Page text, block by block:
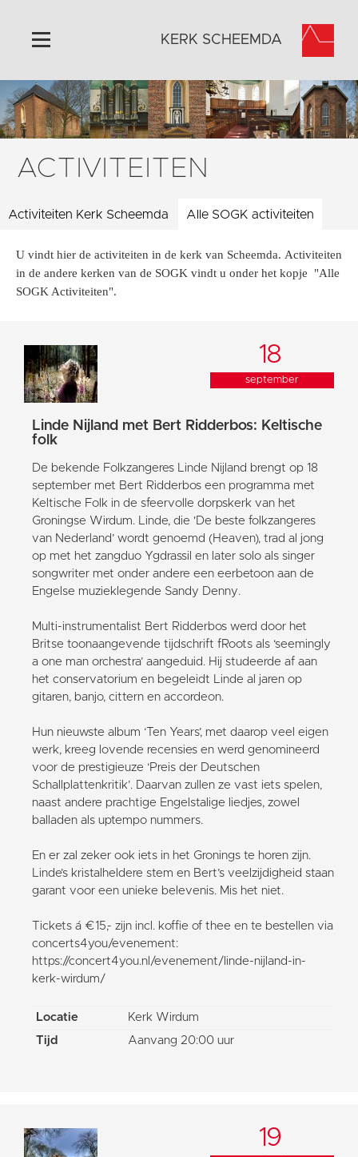
Home
Algemeen
Historie
Activiteiten
Contact
Vaktaal
KERK SCHEEMDA
ACTIVITEITEN
Activiteiten Kerk Scheemda Alle SOGK activiteiten
U vindt hier de activiteiten in de kerk van Scheemda. Activiteiten
in de andere kerken van de SOGK vindt u onder het kopje "Alle
SOGK Activiteiten".
18
september
Linde Nijland met Bert Ridderbos: Keltische
folk
De bekende Folkzangeres Linde Nijland brengt op 18
september met Bert Ridderbos een programma met
Keltische Folk in de sfeervolle dorpskerk van het
Groningse Wirdum. Linde, die 'De beste folkzangeres
van Nederland’ wordt genoemd (Heaven), trad al jong
op met het zangduo Ygdrassil en later solo als singer
songwriter met onder andere een eerbetoon aan de
Engelse muzieklegende Sandy Denny.
Multi-instrumentalist Bert Ridderbos werd door het
Britse toonaangevende tijdschrift fRoots als ‘seemingly
a one man orchestra’ aangeduid. Hij studeerde af aan
het conservatorium en begeleidt Linde al jaren op
gitaren, banjo, cittern en accordeon.
Hun nieuwste album ‘Ten Years’, met daarop veel eigen
werk, kreeg lovende recensies en werd genomineerd
voor de prestigieuze ‘Preis der Deutschen
Schallplattenkritik’. Daarvan zullen ze vast iets spelen,
naast andere prachtige Engelstalige liedjes, zowel
balladen als uptempo nummers.
En er zal zeker ook iets in het Gronings te horen zijn.
Linde’s kristalheldere stem en Bert’s veelzijdigheid staan
garant voor een unieke belevenis. Mis het niet.
Tickets á €15,- zijn incl. koffie of thee en te bestellen via
concerts4you/evenement:
https://concert4you.nl/evenement/linde-nijland-in-
kerk-wirdum/
Locatie
Kerk Wirdum
Tijd
Aanvang 20:00 uur
19